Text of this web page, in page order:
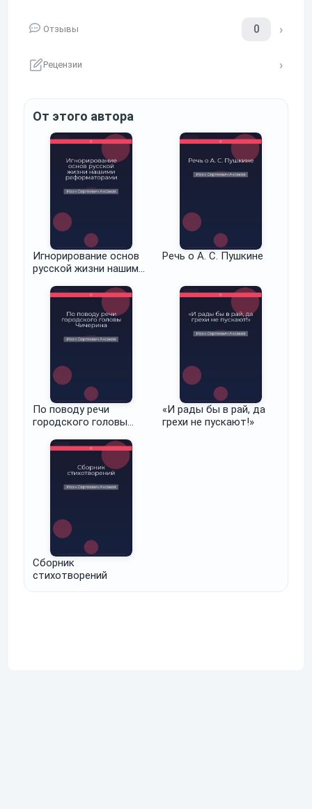
Отзывы 0
Рецензии
От этого автора
Игнорирование основ
русской жизни нашими
Речь о А. С. Пушкине
По поводу речи
городского головы
«И рады бы в рай, да
грехи не пускают!»
Сборник
стихотворений